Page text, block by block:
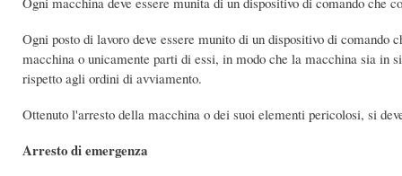
Ogni posto di lavoro deve essere munito di un dispositivo di
macchina o unicamente parti di essi, in modo che la macchina sia in
rispetto agli ordini di avviamento.
Ottenuto l'arresto della macchina o dei suoi elementi pericolosi, si
Arresto di emergenza